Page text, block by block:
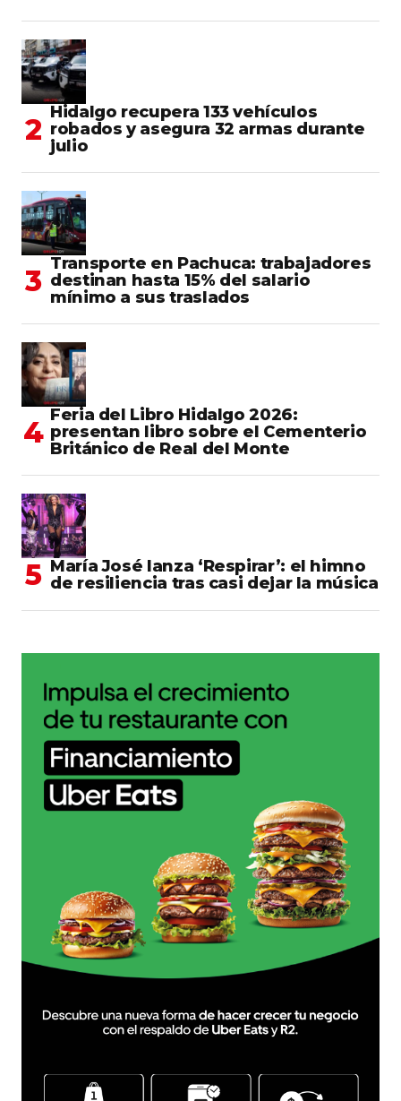
Hidalgo recupera 133 vehículos
robados y asegura 32 armas durante
julio
Transporte en Pachuca: trabajadores
destinan hasta 15% del salario
mínimo a sus traslados
Feria del Libro Hidalgo 2026:
presentan libro sobre el Cementerio
Británico de Real del Monte
María José lanza ‘Respirar’: el himno
de resiliencia tras casi dejar la música